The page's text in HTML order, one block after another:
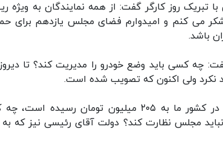
با تبریک روز کارگر گفت: از همه نمایندگان به
می کنم و امیدوارم فضای مجلس یازدهم برای
باشد.
چه کسی باید وضع خودرو را مدیریت کند؟ تا
نکرد ولی اکنون که تصویب شده است.
این نماینده مجلس ادامه داد: قیمت پراید در کشور ما به ۲۰۵
مجلس نظارت کند؟ دولت آقای رئیسی نیز که